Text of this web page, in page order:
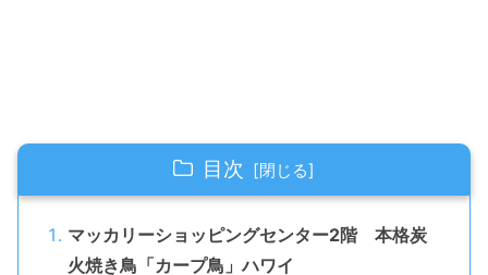
目次
マッカリーショッピングセンター2階 本格炭
火焼き鳥「カープ鳥」ハワイ